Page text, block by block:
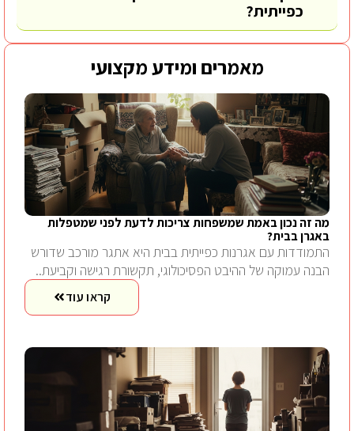
כפייתית?
מאמרים ומידע מקצועי
מה זה נכון באמת שמשפחות צריכות לדעת לפני שמטפלות
באגרן בבית?
התמודדות עם אגרנות כפייתית בבית היא אתגר מורכב שדורש
הבנה עמוקה של ההיבט הפסיכולוגי, תקשורת רגישה וקביעת..
קראו עוד